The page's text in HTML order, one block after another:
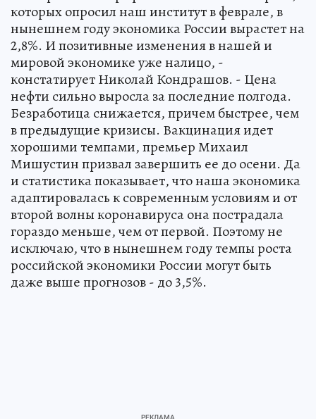
которых опросил наш институт в феврале, в
нынешнем году экономика России вырастет на
2,8%. И позитивные изменения в нашей и
мировой экономике уже налицо, -
констатирует Николай Кондрашов. - Цена
нефти сильно выросла за последние полгода.
Безработица снижается, причем быстрее, чем
в предыдущие кризисы. Вакцинация идет
хорошими темпами, премьер Михаил
Мишустин призвал завершить ее до осени. Да
и статистика показывает, что наша экономика
адаптировалась к современным условиям и от
второй волны коронавируса она пострадала
гораздо меньше, чем от первой. Поэтому не
исключаю, что в нынешнем году темпы роста
российской экономики России могут быть
даже выше прогнозов - до 3,5%.